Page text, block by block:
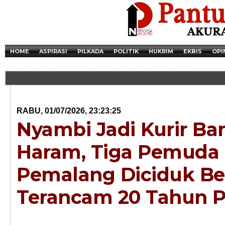
HOME ASPIRASI PILKADA POLITIK HUKRIM EKBIS
Newsticker -
Razia Transaksi
RABU, 01/07/2026, 23:23:25
Nyambi Jadi Kurir
Haram, Tiga Pemuda
Pemalang Diciduk
Terancam 20 Tahun